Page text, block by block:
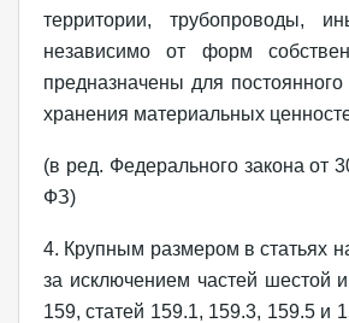
территории, трубопроводы,
независимо от форм
предназначены для
хранения материальных
(в ред. Федерального закона от
ФЗ)
4. Крупным размером в статьях
за исключением частей шестой
159, статей 159.1, 159.3, 159.5 и